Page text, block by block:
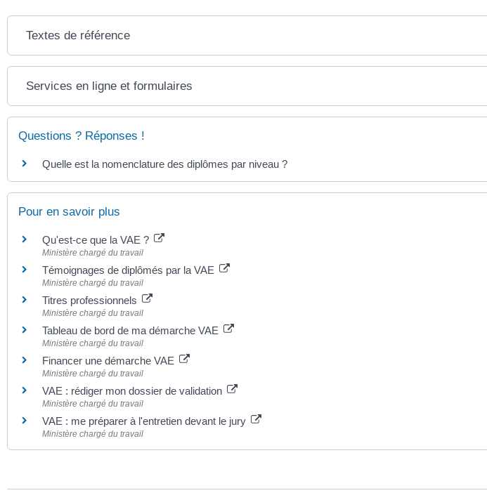
Textes de référence
Services en ligne et formulaires
Questions ? Réponses !
Quelle est la nomenclature des diplômes par niveau ?
Pour en savoir plus
Qu'est-ce que la VAE ?
Ministère chargé du travail
Témoignages de diplômés par la VAE
Ministère chargé du travail
Titres professionnels
Ministère chargé du travail
Tableau de bord de ma démarche VAE
Ministère chargé du travail
Financer une démarche VAE
Ministère chargé du travail
VAE : rédiger mon dossier de validation
Ministère chargé du travail
VAE : me préparer à l'entretien devant le jury
Ministère chargé du travail